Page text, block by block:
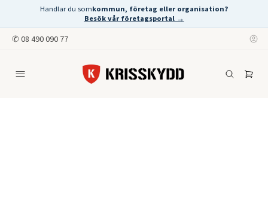
Handlar du somkommun, företag eller organisation?
Besök vår företagsportal →
✆ 08 490 090 77